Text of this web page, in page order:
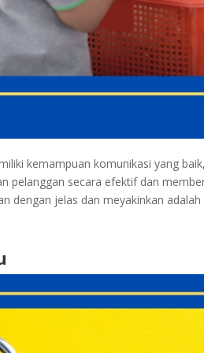
kemampuan komunikasi yang
pelanggan secara efektif dan
dengan jelas dan meyakinkan